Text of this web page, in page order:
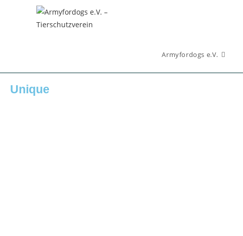
Armyfordogs e.V.
Unique